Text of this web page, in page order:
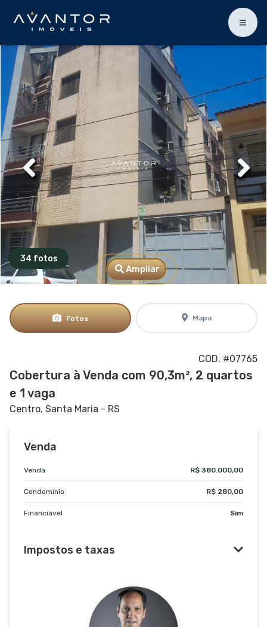
34 fotos
Ampliar
Fotos Mapa
COD. #07765
Cobertura à Venda com 90,3m², 2 quartos
e 1 vaga
Centro, Santa Maria - RS
Venda
Venda R$ 380.000,00
Condomínio R$ 280,00
Financiável Sim
Impostos e taxas